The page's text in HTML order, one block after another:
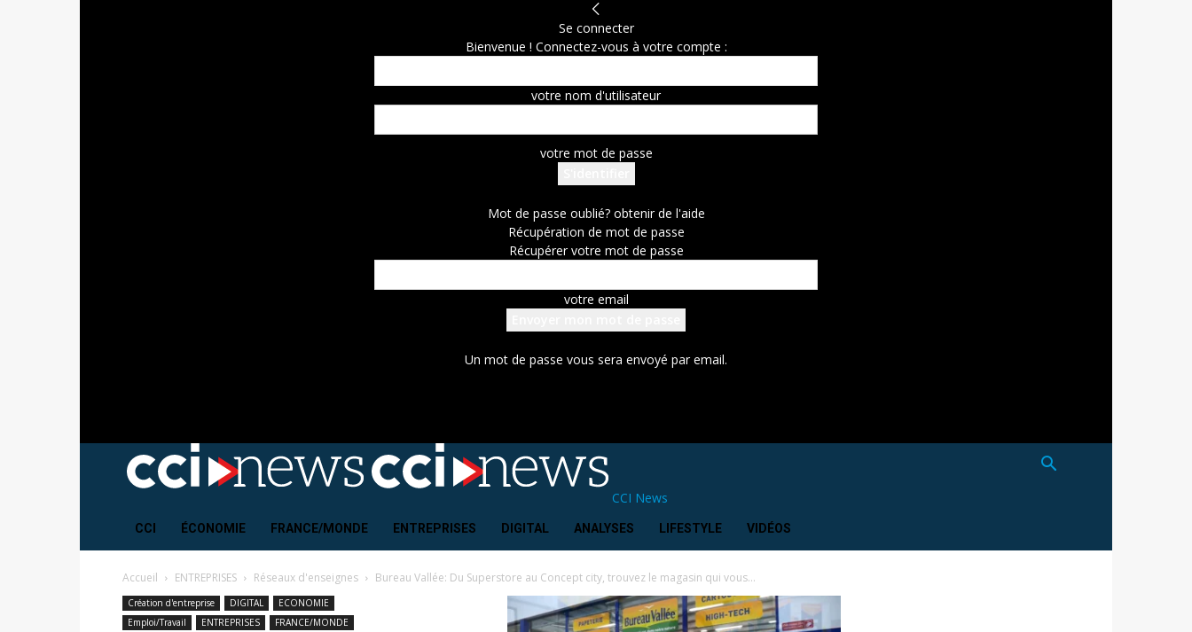
Se connecter
Bienvenue ! Connectez-vous à votre compte :
votre nom d'utilisateur
votre mot de passe
Mot de passe oublié? obtenir de l'aide
Récupération de mot de passe
Récupérer votre mot de passe
votre email
Un mot de passe vous sera envoyé par email.
CCI News
CCI ÉCONOMIE FRANCE/MONDE ENTREPRISES DIGITAL ANALYSES LIFESTYLE VIDÉOS
Accueil ENTREPRISES Réseaux d'enseignes Bureau Vallée: Du Superstore au Concept city, trouvez le magasin qui vous...
Création d'entreprise DIGITAL
ECONOMIE
Emploi/Travail
ENTREPRISES
FRANCE/MONDE